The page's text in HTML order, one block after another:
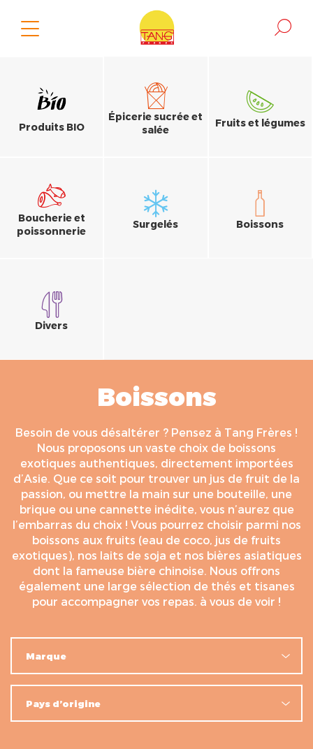
Produits BIO
Épicerie sucrée et
salée
Fruits et légumes
Boucherie et
poissonnerie
Surgelés Boissons
Divers
Boissons
Besoin de vous désaltérer ? Pensez à Tang Frères !
Nous proposons un vaste choix de boissons
exotiques authentiques, directement importées
d’Asie. Que ce soit pour trouver un jus de fruit de la
passion, ou mettre la main sur une bouteille, une
brique ou une cannette inédite, vous n’aurez que
l’embarras du choix ! Vous pourrez choisir parmi nos
boissons aux fruits (eau de coco, jus de fruits
exotiques), nos laits de soja et nos bières asiatiques
dont la fameuse bière chinoise. Nous offrons
également une large sélection de thés et tisanes
pour accompagner vos repas. à vous de voir !